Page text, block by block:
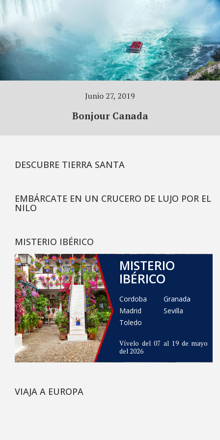
Junio 27, 2019
Bonjour Canada
DESCUBRE TIERRA SANTA
EMBÁRCATE EN UN CRUCERO DE LUJO POR EL
NILO
MISTERIO IBÉRICO
MISTERIO
IBÉRICO
Cordoba
Granada
Madrid
Sevilla
Toledo
Vívelo del 07 al 19 de mayo
del 2026
VIAJA A EUROPA